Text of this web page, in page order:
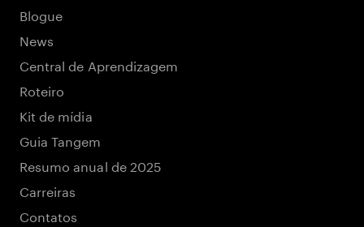
Blogue
News
Central de Aprendizagem
Roteiro
Kit de mídia
Guia Tangem
Resumo anual de 2025
Carreiras
Contatos